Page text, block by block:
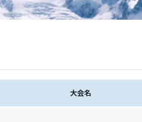
大会名